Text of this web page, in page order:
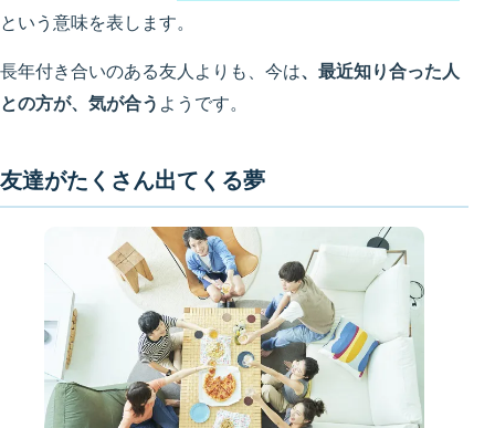
という意味を表します。
長年付き合いのある友人よりも、今は、最近知り合った人
との方が、気が合う ようです。
友達がたくさん出てくる夢